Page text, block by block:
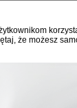
że możesz